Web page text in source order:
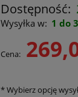
Dostępność:
Wysyłka w: 1 do
Cena:
*Wybierz opcję